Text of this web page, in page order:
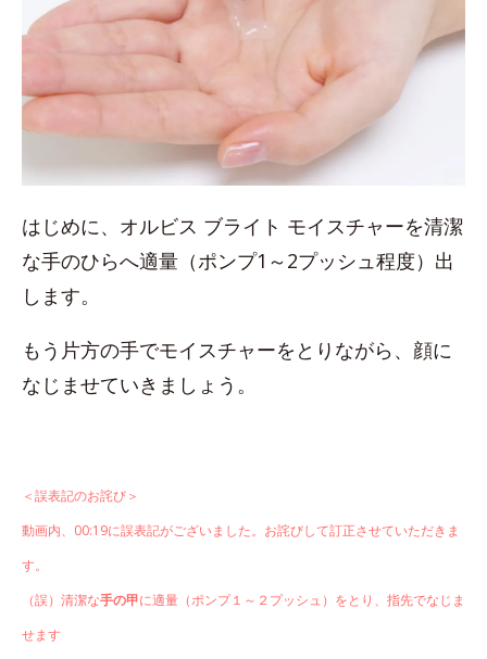
はじめに、オルビス ブライト モイスチャーを清潔
な手のひらへ適量（ポンプ1～2プッシュ程度）出
します。
もう片方の手でモイスチャーをとりながら、顔に
なじませていきましょう。
＜誤表記のお詫び＞
動画内、00:19に誤表記がございました。お詫びして訂正させていただきま
す。
（誤）清潔な手の甲に適量（ポンプ１～２プッシュ）をとり、指先でなじま
せます